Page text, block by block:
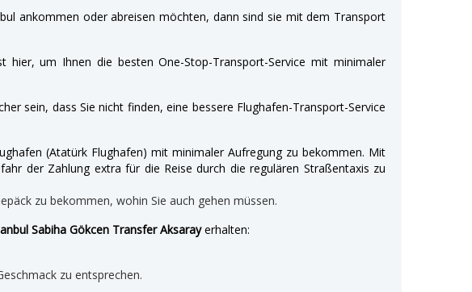
ankommen oder abreisen möchten, dann sind sie mit dem Transport
hier, um Ihnen die besten One-Stop-Transport-Service mit minimaler
sein, dass Sie nicht finden, eine bessere Flughafen-Transport-Service
(Atatürk Flughafen) mit minimaler Aufregung zu bekommen. Mit
der Zahlung extra für die Reise durch die regulären Straßentaxis zu
zu bekommen, wohin Sie auch gehen müssen.
Sabiha Gökcen Transfer Aksarayerhalten:
zu entsprechen.